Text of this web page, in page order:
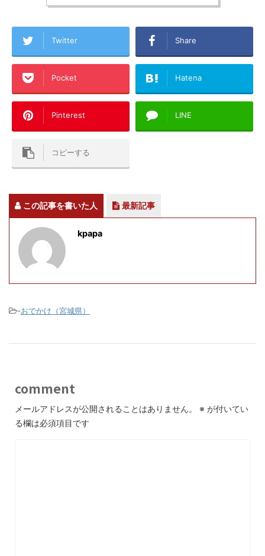
Twitter Share
Pocket Hatena
Pinterest LINE
コピーする
この記事を書いた人 最新記事
kpapa
-おでかけ（宮城県）
comment
メールアドレスが公開されることはありません。 ※ が付いてい
る欄は必須項目です